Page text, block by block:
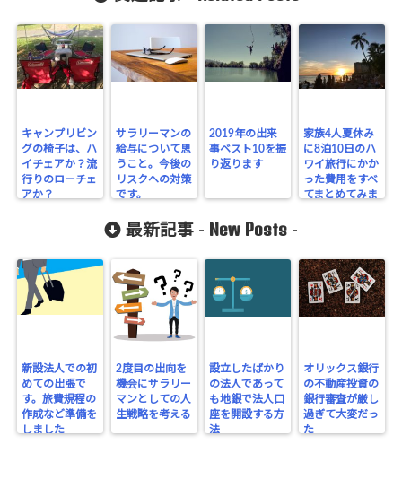
キャンプリビン
グの椅子は、ハ
イチェアか？流
行りのローチェ
アか？
サラリーマンの
給与について思
うこと。今後の
リスクへの対策
です。
2019年の出来
事ベスト10を振
り返ります
家族4人夏休み
に8泊10日のハ
ワイ旅行にかか
った費用をすべ
てまとめてみま
最新記事 - New Posts -
新設法人での初
めての出張で
す。旅費規程の
作成など準備を
しました
2度目の出向を
機会にサラリー
マンとしての人
生戦略を考える
設立したばかり
の法人であって
も地銀で法人口
座を開設する方
法
オリックス銀行
の不動産投資の
銀行審査が厳し
過ぎて大変だっ
た